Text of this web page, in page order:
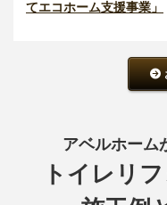
てエコホーム支援事業」
アベルホーム
トイレリ